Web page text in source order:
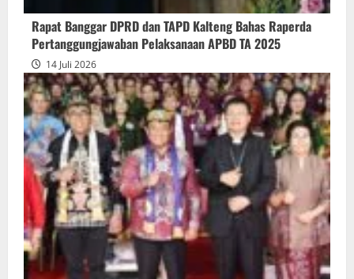
Pertanggungjawaban
Pelaksanaan
APBD
2025
Rapat Banggar DPRD dan TAPD Kalteng Bahas Raperda
Pertanggungjawaban Pelaksanaan APBD TA 2025
14 Juli 2026